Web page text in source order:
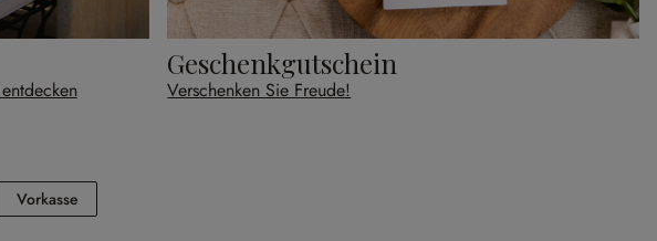
Geschenkgutschein
Verschenken Sie Freude!
VorkasseVorkasse